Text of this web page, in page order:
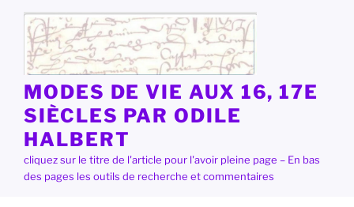
contenu
principal
MODES DE VIE AUX 16, 17E
SIÈCLES PAR ODILE
HALBERT
cliquez sur le titre de l'article pour l'avoir pleine page – En bas
des pages les outils de recherche et commentaires